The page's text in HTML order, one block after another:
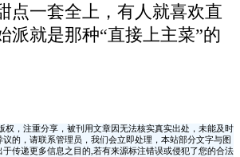
点一套全上，有人就喜欢直
派就是那种“直接上主菜”的
权，注重分享，被刊用文章因无法核实真实出处，未能及时
的，请联系管理员，我们会立即处理，本站部分文字与图
传递更多信息之目的,若有来源标注错误或侵犯了您的合法